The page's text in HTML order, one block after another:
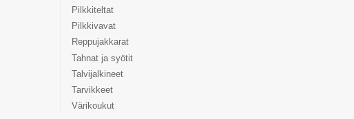
Pilkkiteltat
Pilkkivavat
Reppujakkarat
Tahnat ja syötit
Talvijalkineet
Tarvikkeet
Värikoukut